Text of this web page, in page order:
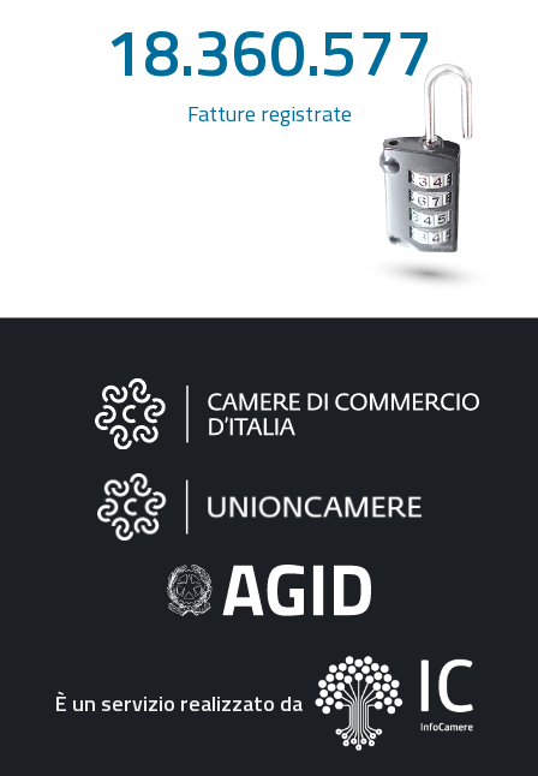
18.360.577
Fatture registrate
Informazioni
"Fattura
Elettronica"
È un servizio realizzato da